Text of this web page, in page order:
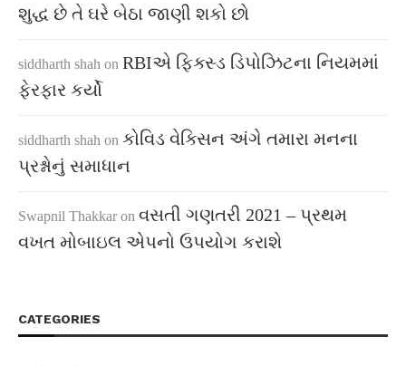
શુદ્ધ છે તે ઘરે બેઠા જાણી શકો છો
siddharth shah on RBIએ ફિક્સ્ડ ડિપોઝિટના નિયમમાં
ફેરફાર કર્યો
siddharth shah on કોવિડ વેક્સિન અંગે તમારા મનના
પ્રશ્નોનું સમાધાન
Swapnil Thakkar on વસતી ગણતરી 2021 – પ્રથમ
વખત મોબાઇલ એપનો ઉપયોગ કરાશે
CATEGORIES